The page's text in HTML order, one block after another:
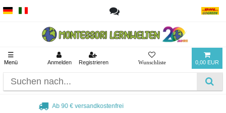
☰
Menü Anmelden Registrieren 0,00 EUR
Beliebt bei Pädagogen und Eltern